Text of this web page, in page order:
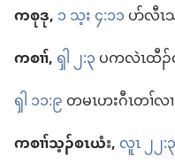
ကစုဒု,၁ သ့း ၄:၁၁ပာ်​လီ
ကစၢၢ်,ၡါ ၂:၃ပ​က​လဲၤထီ
ၡါ ၁၁:၉တ​မၤ​ဟးဂီၤ​တၢ်​လ
ကစၢၢ်​သ့ၣ်စၤယံး,လူၤ ၂၂: